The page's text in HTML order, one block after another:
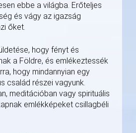
ebbe a világba. Erőteljes
és vágy az igazság
őket.
hogy fényt és
a Földre, és emlékeztessék
hogy mindannyian egy
család részei vagyunk.
meditációban vagy spirituális
emlékképeket csillagbéli